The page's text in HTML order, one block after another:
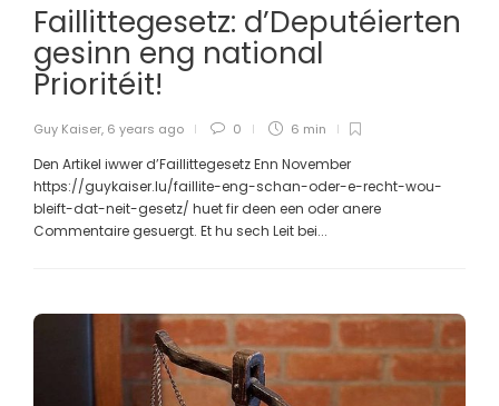
Faillittegesetz: d’Deputéierten
gesinn eng national
Prioritéit!
Guy Kaiser, 6 years ago 0 6 min
Den Artikel iwwer d’Faillittegesetz Enn November
https://guykaiser.lu/faillite-eng-schan-oder-e-recht-wou-
bleift-dat-neit-gesetz/ huet fir deen een oder anere
Commentaire gesuergt. Et hu sech Leit bei...